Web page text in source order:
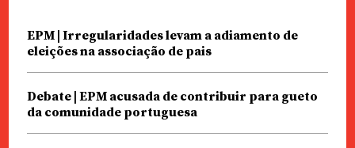
EPM | Irregularidades levam a adiamento de
eleições na associação de pais
Debate | EPM acusada de contribuir para gueto
da comunidade portuguesa